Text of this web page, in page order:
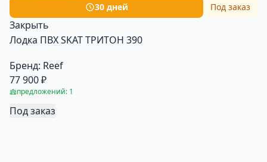
30 дней Под заказ
Закрыть
Лодка ПВХ SKAT ТРИТОН 390
Бренд: Reef
77 900 ₽
предложений: 1
Под заказ